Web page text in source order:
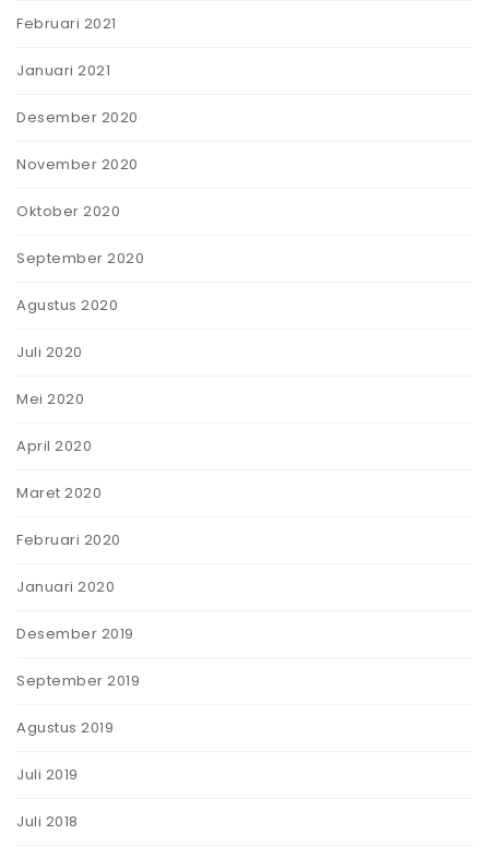
Februari 2021
Januari 2021
Desember 2020
November 2020
Oktober 2020
September 2020
Agustus 2020
Juli 2020
Mei 2020
April 2020
Maret 2020
Februari 2020
Januari 2020
Desember 2019
September 2019
Agustus 2019
Juli 2019
Juli 2018